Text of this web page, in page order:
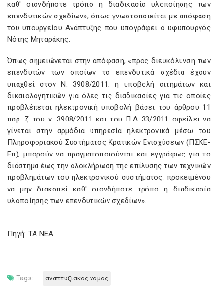
καθ' οιονδήποτε τρόπο η διαδικασία υλοποίησης των
επενδυτικών σχεδίων», όπως γνωστοποιείται με απόφαση
του υπουργείου Ανάπτυξης που υπογράφει ο υφυπουργός
Nότης Μηταράκης.
Όπως σημειώνεται στην απόφαση, «προς διευκόλυνση των
επενδυτών των οποίων τα επενδυτικά σχέδια έχουν
υπαχθεί στον Ν. 3908/2011, η υποβολή αιτημάτων και
δικαιολογητικών για όλες τις διαδικασίες για τις οποίες
προβλέπεται ηλεκτρονική υποβολή βάσει του άρθρου 11
παρ. ζ του ν. 3908/2011 και του Π.Δ 33/2011 οφείλει να
γίνεται στην αρμόδια υπηρεσία ηλεκτρονικά μέσω του
Πληροφοριακού Συστήματος Κρατικών Ενισχύσεων (ΠΣΚΕ-
Επ), μπορούν να πραγματοποιούνται και εγγράφως για το
διάστημα έως την ολοκλήρωση της επίλυσης των τεχνικών
προβλημάτων του ηλεκτρονικού συστήματος, προκειμένου
να μην διακοπεί καθ' οιονδήποτε τρόπο η διαδικασία
υλοποίησης των επενδυτικών σχεδίων».
Πηγή: TA NEA
Tags: αναπτυξιακος νομος